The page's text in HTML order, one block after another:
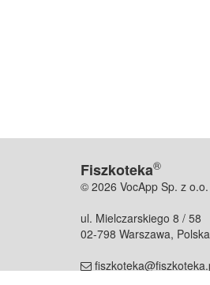
Fiszkoteka®
© 2026 VocApp Sp. z o.o.
ul. Mielczarskiego 8 / 58
02-798 Warszawa, Polska